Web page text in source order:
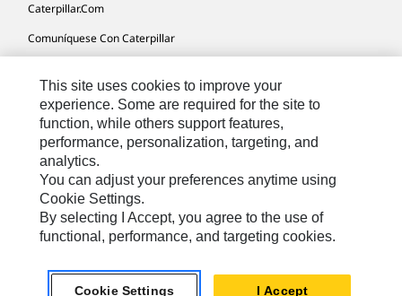
Caterpillar.com
Comuníquese Con Caterpillar
Mapa Del Sitio
Cookie Settings
Avisos Legales
Privacidad
Español
reservados.
This site uses cookies to improve your
experience. Some are required for the site to
function, while others support features,
performance, personalization, targeting, and
analytics.
You can adjust your preferences anytime using
Cookie Settings.
By selecting I Accept, you agree to the use of
functional, performance, and targeting cookies.
Cookie Settings I Accept